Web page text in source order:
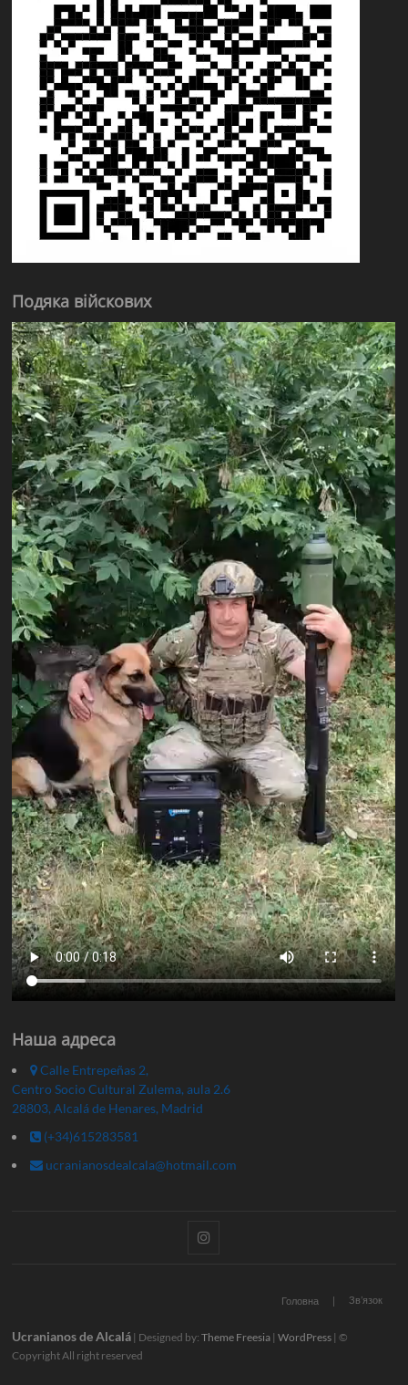
Подяка війскових
Наша адреса
Calle Entrepeñas 2,
Centro Socio Cultural Zulema, aula 2.6
28803, Alcalá de Henares, Madrid
(+34)615283581
ucranianosdealcala@hotmail.com
Instagram
Головна Зв’язок
Ucranianos de Alcalá | Designed by:Theme Freesia |WordPress | ©
Copyright All right reserved